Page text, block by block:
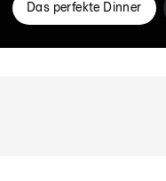
Das perfekte Dinner